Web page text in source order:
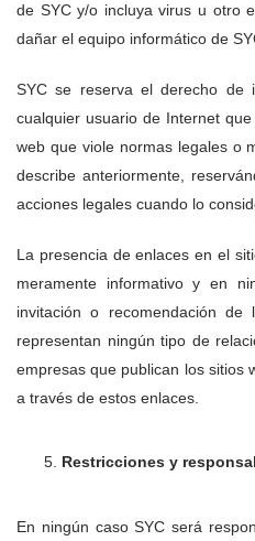
de SYC y/o incluya virus u otro
dañar el equipo informático de
SYC se reserva el derecho de
cualquier usuario de Internet
web que viole normas legales o
describe anteriormente,
acciones legales cuando lo
La presencia de enlaces en el
meramente informativo y en
invitación o recomendación
representan ningún tipo de
empresas que publican los sitios
a través de estos enlaces.
Restricciones y
En ningún caso SYC será